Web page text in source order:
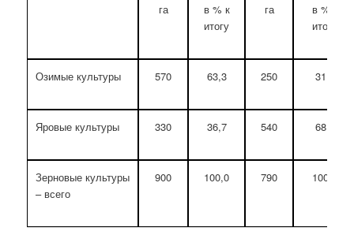
га
в % к
итогу
га
в % к
итогу
Озимые культуры 570 63,3 250 31,7
Яровые культуры 330 36,7 540 68,3
Зерновые культуры
– всего
900 100,0 790 100,0